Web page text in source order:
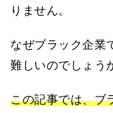
りません。
なぜブラック企業
難しいのでしょう
この記事では、ブ